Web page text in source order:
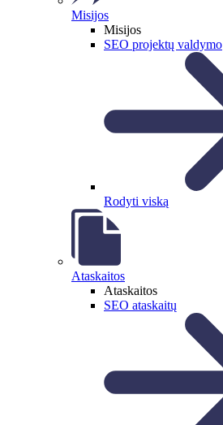
Misijos
Misijos
SEO projektų valdymo
Rodyti viską
Ataskaitos
Ataskaitos
SEO ataskaitų